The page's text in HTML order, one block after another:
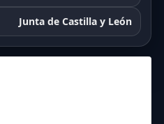
Junta de Castilla y León